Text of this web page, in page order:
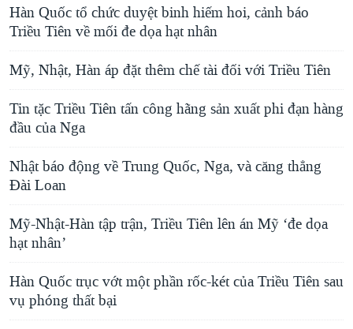
Hàn Quốc tổ chức duyệt binh hiếm hoi, cảnh báo
Triều Tiên về mối đe dọa hạt nhân
Mỹ, Nhật, Hàn áp đặt thêm chế tài đối với Triều Tiên
Tin tặc Triều Tiên tấn công hãng sản xuất phi đạn hàng
đầu của Nga
Nhật báo động về Trung Quốc, Nga, và căng thẳng
Đài Loan
Mỹ-Nhật-Hàn tập trận, Triều Tiên lên án Mỹ ‘đe dọa
hạt nhân’
Hàn Quốc trục vớt một phần rốc-két của Triều Tiên sau
vụ phóng thất bại